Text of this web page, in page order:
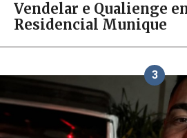
Vendelar e Qualienge
Residencial Munique
3